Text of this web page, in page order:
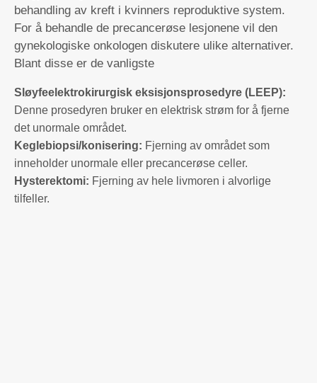
behandling av kreft i kvinners reproduktive system.
For å behandle de precancerøse lesjonene vil den
gynekologiske onkologen diskutere ulike alternativer.
Blant disse er de vanligste
Sløyfeelektrokirurgisk eksisjonsprosedyre (LEEP):
Denne prosedyren bruker en elektrisk strøm for å fjerne
det unormale området.
Keglebiopsi/konisering: Fjerning av området som
inneholder unormale eller precancerøse celler.
Hysterektomi: Fjerning av hele livmoren i alvorlige
tilfeller.